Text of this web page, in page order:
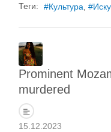
Теги:
Культура
Prominent
murdered
15.12.2023